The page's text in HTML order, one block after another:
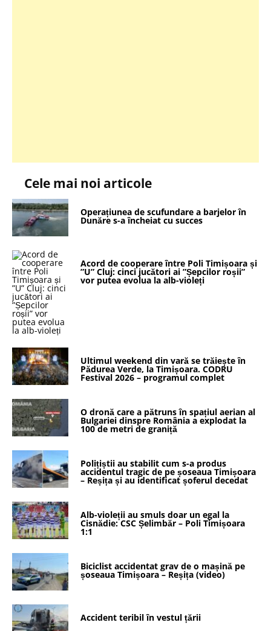
Cele mai noi articole
Operațiunea de scufundare a barjelor în
Dunăre s-a încheiat cu succes
Acord de cooperare între Poli Timișoara și
”U” Cluj: cinci jucători ai ”Șepcilor roșii”
vor putea evolua la alb-violeți
Ultimul weekend din vară se trăiește în
Pădurea Verde, la Timișoara. CODRU
Festival 2026 – programul complet
O dronă care a pătruns în spațiul aerian al
Bulgariei dinspre România a explodat la
100 de metri de graniță
Polițiștii au stabilit cum s-a produs
accidentul tragic de pe șoseaua Timișoara
– Reșița și au identificat șoferul decedat
Alb-violeții au smuls doar un egal la
Cisnădie: CSC Șelimbăr – Poli Timișoara
1:1
Biciclist accidentat grav de o mașină pe
șoseaua Timișoara – Reșița (video)
Accident teribil în vestul țării